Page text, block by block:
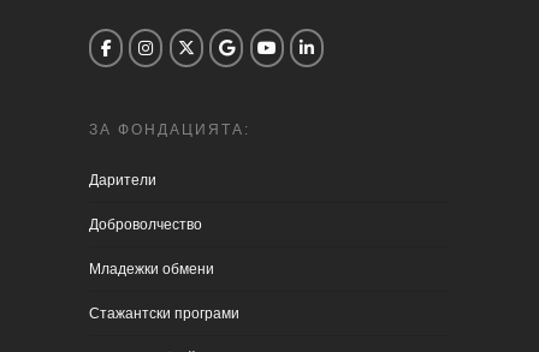
ЗА ФОНДАЦИЯТА:
Дарители
Доброволчество
Младежки обмени
Стажантски програми